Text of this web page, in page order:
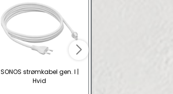
SONOS strømkabel gen. I |
Hvid